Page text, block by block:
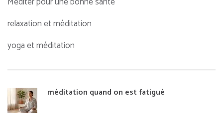
relaxation et méditation
yoga et méditation
méditation quand on est fatigué